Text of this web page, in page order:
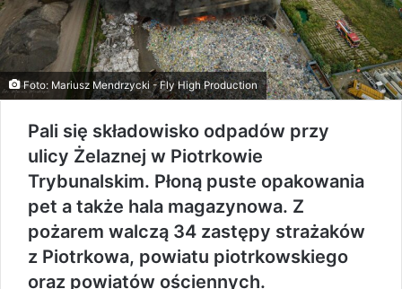
Foto: Mariusz Mendrzycki - Fly High Production
Pali się składowisko odpadów przy
ulicy Żelaznej w Piotrkowie
Trybunalskim. Płoną puste opakowania
pet a także hala magazynowa. Z
pożarem walczą 34 zastępy strażaków
z Piotrkowa, powiatu piotrkowskiego
oraz powiatów ościennych.